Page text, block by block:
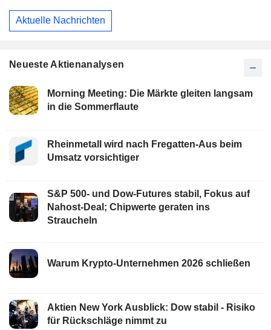
Aktuelle Nachrichten
Neueste Aktienanalysen
Morning Meeting: Die Märkte gleiten langsam
in die Sommerflaute
Rheinmetall wird nach Fregatten-Aus beim
Umsatz vorsichtiger
S&P 500- und Dow-Futures stabil, Fokus auf
Nahost-Deal; Chipwerte geraten ins
Straucheln
Warum Krypto-Unternehmen 2026 schließen
Aktien New York Ausblick: Dow stabil - Risiko
für Rückschläge nimmt zu